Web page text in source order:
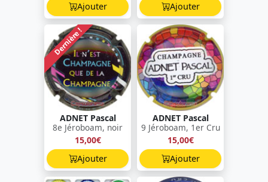
Ajouter
Ajouter
Dernière !
ADNET Pascal
8e Jéroboam, noir
15,00€
Ajouter
ADNET Pascal
9 Jéroboam, 1er Cru
15,00€
Ajouter